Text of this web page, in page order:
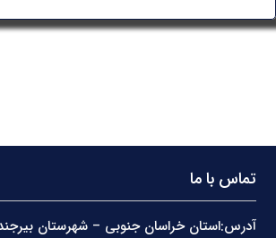
تماس با ما
آدرس:استان خراسان جنوبی – شهرستان